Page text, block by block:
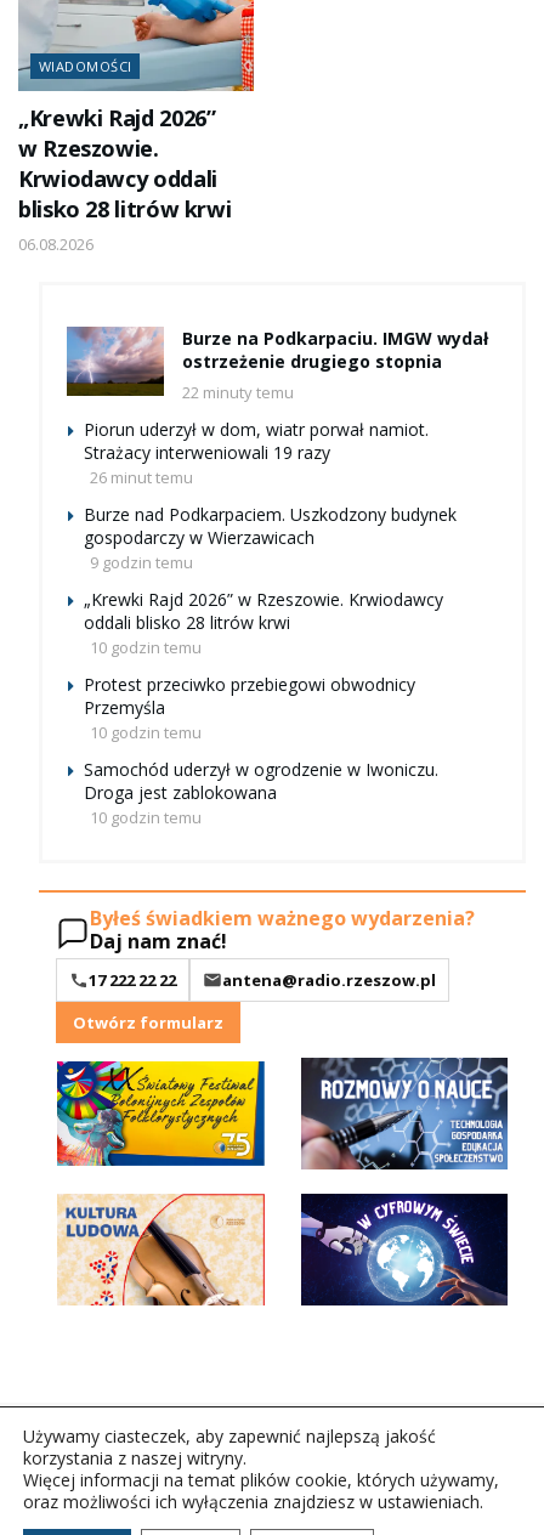
WIADOMOŚCI
„Krewki Rajd 2026”
w Rzeszowie.
Krwiodawcy oddali
blisko 28 litrów krwi
06.08.2026
Burze na Podkarpaciu. IMGW wydał
ostrzeżenie drugiego stopnia
22 minuty temu
Piorun uderzył w dom, wiatr porwał namiot.
Strażacy interweniowali 19 razy
26 minut temu
Burze nad Podkarpaciem. Uszkodzony budynek
gospodarczy w Wierzawicach
9 godzin temu
„Krewki Rajd 2026” w Rzeszowie. Krwiodawcy
oddali blisko 28 litrów krwi
10 godzin temu
Protest przeciwko przebiegowi obwodnicy
Przemyśla
10 godzin temu
Samochód uderzył w ogrodzenie w Iwoniczu.
Droga jest zablokowana
10 godzin temu
Byłeś świadkiem ważnego wydarzenia?
Daj nam znać!
17 222 22 22
antena@radio.rzeszow.pl
Otwórz formularz
Copyright © 2026Polskie Radio Rzeszów S.A. w likwidacj.
Używamy ciasteczek, aby zapewnić najlepszą jakość
korzystania z naszej witryny.
Więcej informacji na temat plików cookie, których używamy,
oraz możliwości ich wyłączenia znajdziesz w ustawieniach.